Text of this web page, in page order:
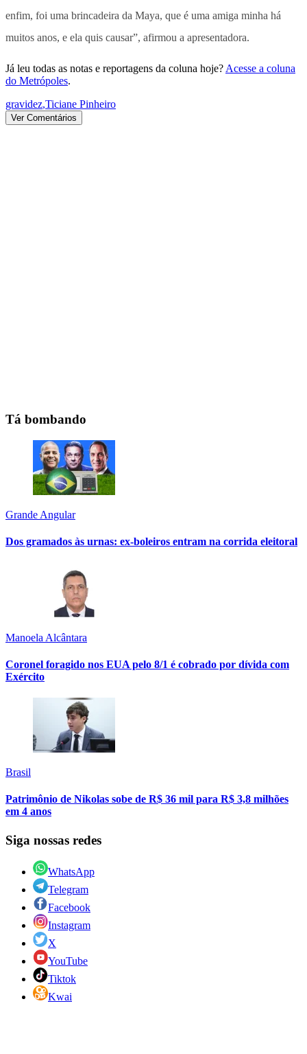
enfim, foi uma brincadeira da Maya, que é uma amiga minha há
muitos anos, e ela quis causar”, afirmou a apresentadora.
Já leu todas as notas e reportagens da coluna hoje? Acesse a coluna
do Metrópoles.
gravidez,Ticiane Pinheiro
Ver Comentários
Tá bombando
Grande Angular
Dos gramados às urnas: ex-boleiros entram na corrida eleitoral
Manoela Alcântara
Coronel foragido nos EUA pelo 8/1 é cobrado por dívida com
Exército
Brasil
Patrimônio de Nikolas sobe de R$ 36 mil para R$ 3,8 milhões
em 4 anos
Siga nossas redes
WhatsApp
Telegram
Facebook
Instagram
X
YouTube
Tiktok
Kwai